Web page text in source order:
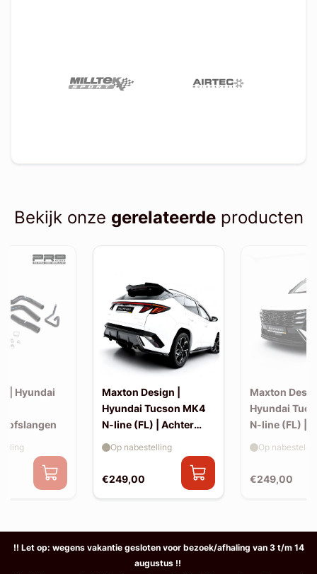
Bekijk onze gerelateerdeproducten
| Hyundai
Maxton Design |
Hyundai Tucson MK4
N-line (FL) | Achter
splitters
€249,00
Op nabestelling
Maxton
Hyundai
N-line (FL) |
€249,00
Op
!! Let op: wegens vakantie gesloten voor bezoek/afhaling van 3 t/m 14
augustus !!